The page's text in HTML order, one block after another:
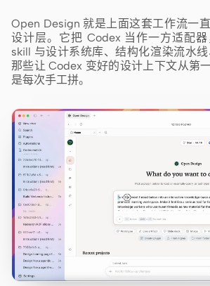
Open Design 就是上面这套工作流一
设计层。它把 Codex 当作一方适配
skill 与设计系统库、结构化渲染流水
那些让 Codex 变好的设计上下文从第
是每次手工拼。